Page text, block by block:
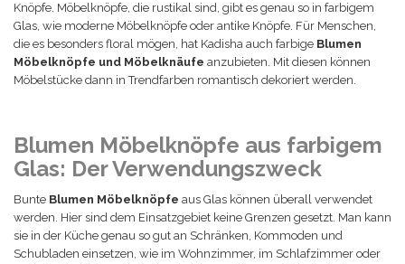
Knöpfe. Möbelknöpfe, die rustikal sind, gibt es genau so in farbigem
Glas, wie moderne Möbelknöpfe oder antike Knöpfe. Für Menschen,
die es besonders floral mögen, hat Kadisha auch farbige Blumen
Möbelknöpfe und Möbelknäufe anzubieten. Mit diesen können
Möbelstücke dann in Trendfarben romantisch dekoriert werden.
Blumen Möbelknöpfe aus farbigem
Glas: Der Verwendungszweck
Bunte Blumen Möbelknöpfe aus Glas können überall verwendet
werden. Hier sind dem Einsatzgebiet keine Grenzen gesetzt. Man kann
sie in der Küche genau so gut an Schränken, Kommoden und
Schubladen einsetzen, wie im Wohnzimmer, im Schlafzimmer oder